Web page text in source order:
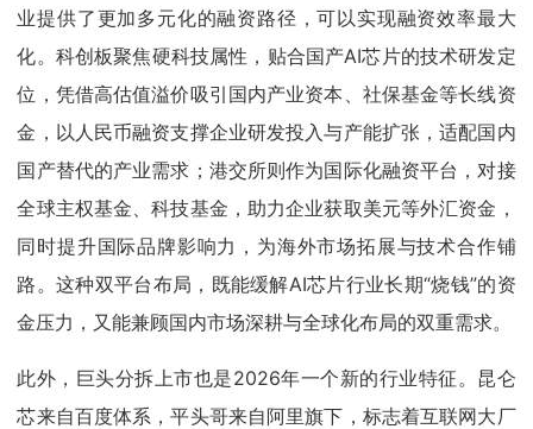
业提供了更加多元化的融资路径，可以实现融资效率最大
化。科创板聚焦硬科技属性，贴合国产AI芯片的技术研发定
位，凭借高估值溢价吸引国内产业资本、社保基金等长线资
金，以人民币融资支撑企业研发投入与产能扩张，适配国内
国产替代的产业需求；港交所则作为国际化融资平台，对接
全球主权基金、科技基金，助力企业获取美元等外汇资金，
同时提升国际品牌影响力，为海外市场拓展与技术合作铺
路。这种双平台布局，既能缓解AI芯片行业长期“烧钱”的资
金压力，又能兼顾国内市场深耕与全球化布局的双重需求。
此外，巨头分拆上市也是2026年一个新的行业特征。昆仑
芯来自百度体系，平头哥来自阿里旗下，标志着互联网大厂